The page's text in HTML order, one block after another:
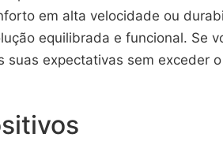
em alta velocidade ou
equilibrada e funcional. Se
suas expectativas sem exceder